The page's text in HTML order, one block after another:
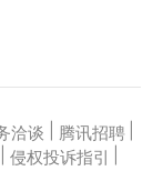
洽谈 腾讯招聘
侵权投诉指引